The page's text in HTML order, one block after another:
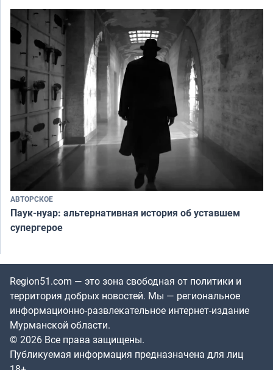
АВТОРСКОЕ
Паук-нуар: альтернативная история об уставшем
супергерое
Region51.com — это зона свободная от политики и
территория добрых новостей. Мы — региональное
информационно-развлекательное интернет-издание
Мурманской области.
© 2026 Все права защищены.
Публикуемая информация предназначена для лиц